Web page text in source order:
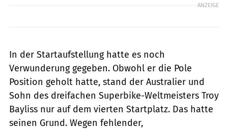
ANZEIGE
In der Startaufstellung hatte es noch
Verwunderung gegeben. Obwohl er die Pole
Position geholt hatte, stand der Australier und
Sohn des dreifachen Superbike-Weltmeisters Troy
Bayliss nur auf dem vierten Startplatz. Das hatte
seinen Grund. Wegen fehlender,